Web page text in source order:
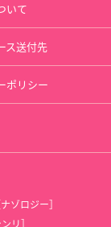
いて
ス送付先
ポリシー
ゾロジー］
リ］